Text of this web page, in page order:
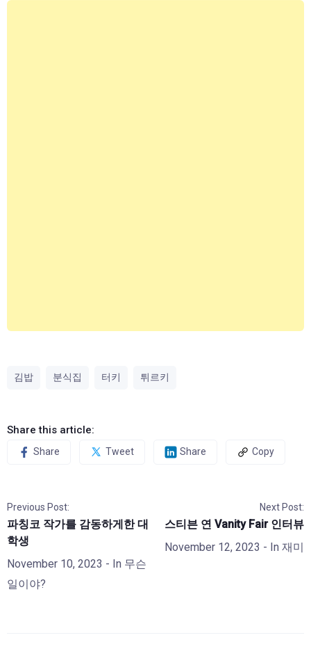
김밥 분식집 터키 튀르키
Share this article:
Share Tweet Share Copy
Previous Post:
파칭코 작가를 감동하게한 대
학생
November 10, 2023 - In 무슨
일이야?
Next Post:
스티븐 연 Vanity Fair 인터뷰
November 12, 2023 - In 재미